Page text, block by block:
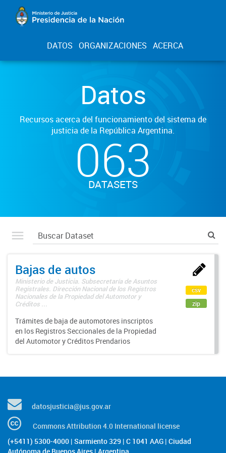
DATOS ORGANIZACIONES ACERCA
Datos
Recursos acerca del funcionamiento del sistema de
justicia de la República Argentina.
063
DATASETS
Bajas de autos
Ministerio de Justicia. Subsecretaría de Asuntos
Registrales. Dirección Nacional de los Registros
Nacionales de la Propiedad del Automotor y
Créditos ...
Trámites de baja de automotores inscriptos
en los Registros Seccionales de la Propiedad
del Automotor y Créditos Prendarios
csv
zip
datosjusticia@jus.gov.ar
Commons Attribution 4.0 International license
(+5411) 5300-4000 | Sarmiento 329 | C 1041 AAG | Ciudad